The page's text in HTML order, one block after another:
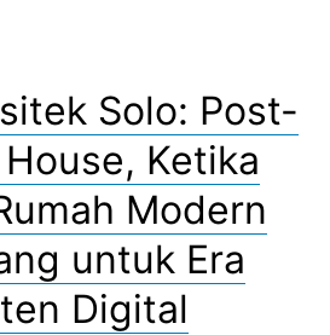
Solo: Post-
Ketika
Modern
untuk Era
Digital